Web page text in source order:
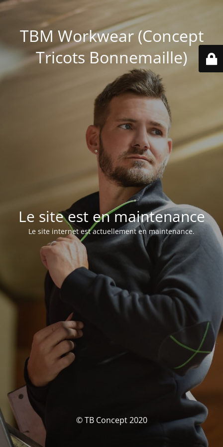
TBM Workwear (Concept
Tricots Bonnemaille)
Le site est en maintenance
Le site internet est actuellement en maintenance.
© TB Concept 2020